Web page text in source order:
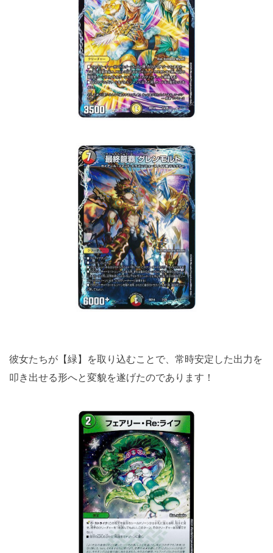
彼女たちが【緑】を取り込むことで、常時安定した出力を
叩き出せる形へと変貌を遂げたのであります！